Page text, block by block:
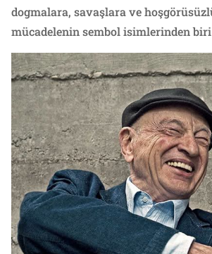
dogmalara, savaşlara ve
mücadelenin sembol isimlerinden